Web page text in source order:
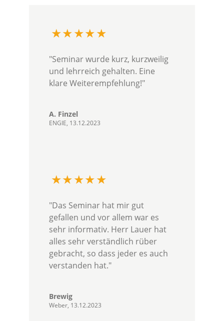
"Seminar wurde kurz, kurzweilig
und lehrreich gehalten. Eine
klare Weiterempfehlung!"
A. Finzel
ENGIE, 13.12.2023
"Das Seminar hat mir gut
gefallen und vor allem war es
sehr informativ. Herr Lauer hat
alles sehr verständlich rüber
gebracht, so dass jeder es auch
verstanden hat."
Brewig
Weber, 13.12.2023